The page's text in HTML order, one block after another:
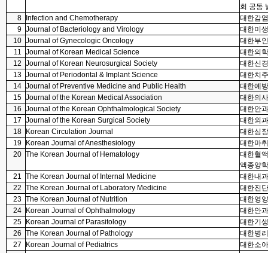
회 공동
8
Infection and Chemotherapy
대한감
9 Journal of Bacteriology and Virology
대한미
10 Journal of Gynecologic Oncology
대한부
11 Journal of Korean Medical Science
대한의
12 Journal of Korean Neurosurgical Society
대한신
13 Journal of Periodontal & Implant Science
대한치
14 Journal of Preventive Medicine and Public Health
대한예
15 Journal of the Korean Medical Association
대한의
16 Journal of the Korean Ophthalmological Society
대한안
17 Journal of the Korean Surgical Society
대한외
18
Korean Circulation Journal
대한심
19
Korean Journal of Anesthesiology
대한마
20 The Korean Journal of Hematology
대한혈
액종양
21 The Korean Journal of Internal Medicine
대한내
22 The Korean Journal of Laboratory Medicine
대한진
23 The Korean Journal of Nutrition
대한영
24
Korean Journal of Ophthalmology
대한안
25
Korean Journal of Parasitology
대한기
26 The Korean Journal of Pathology
대한병
27
Korean Journal of Pediatrics
대한소